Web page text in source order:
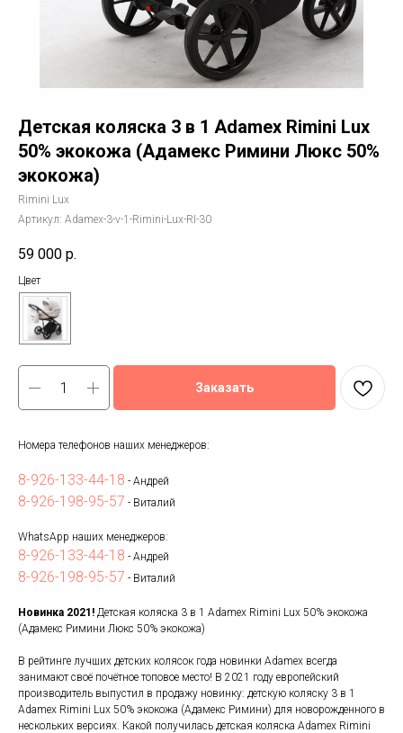
Детская коляска 3 в 1 Adamex Rimini Lux
50% экокожа (Адамекс Римини Люкс 50%
экокожа)
Rimini Lux
Артикул: Adamex-3-v-1-Rimini-Lux-RI-30
59 000 р.
Цвет
Заказать
Номера телефонов наших менеджеров:
8-926-133-44-18 - Андрей
8-926-198-95-57 - Виталий
WhatsApp наших менеджеров:
8-926-133-44-18 - Андрей
8-926-198-95-57 - Виталий
Новинка 2021! Детская коляска 3 в 1 Adamex Rimini Lux 50% экокожа
(Адамекс Римини Люкс 50% экокожа)
В рейтинге лучших детских колясок года новинки Adamex всегда
занимают своё почётное топовое место! В 2021 году европейский
производитель выпустил в продажу новинку: детскую коляску 3 в 1
Adamex Rimini Lux 50% экокожа (Адамекс Римини) для новорожденного в
нескольких версиях. Какой получилась детская коляска Adamex Rimini